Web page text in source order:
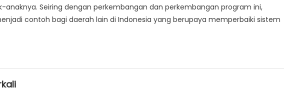
anaknya. Seiring dengan perkembangan dan perkembangan program ini,
contoh bagi daerah lain di Indonesia yang berupaya memperbaiki sistem